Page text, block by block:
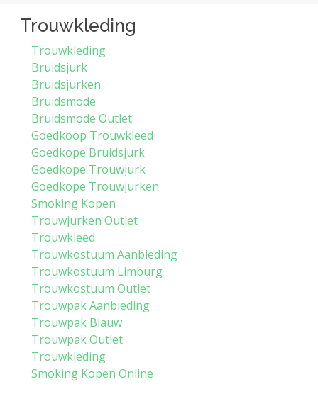
Trouwkleding
Trouwkleding
Bruidsjurk
Bruidsjurken
Bruidsmode
Bruidsmode Outlet
Goedkoop Trouwkleed
Goedkope Bruidsjurk
Goedkope Trouwjurk
Goedkope Trouwjurken
Smoking Kopen
Trouwjurken Outlet
Trouwkleed
Trouwkostuum Aanbieding
Trouwkostuum Limburg
Trouwkostuum Outlet
Trouwpak Aanbieding
Trouwpak Blauw
Trouwpak Outlet
Trouwkleding
Smoking Kopen Online